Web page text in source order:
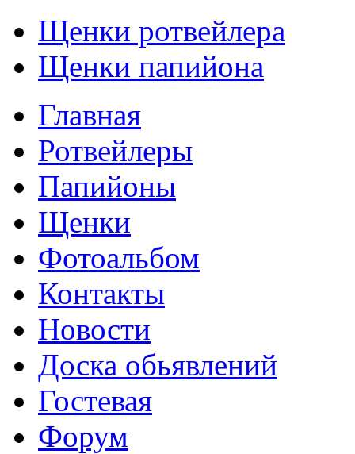
Щенки ротвейлера
Щенки папийона
Главная
Ротвейлеры
Папийоны
Щенки
Фотоальбом
Контакты
Новости
Доска обьявлений
Гостевая
Форум